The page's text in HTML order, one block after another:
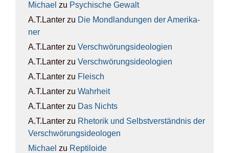
Michael zu Psy­chi­sche Gewalt
A.T.Lanter zu Die Mond­lan­dun­gen der Ame­ri­ka­
ner
A.T.Lanter zu Ver­schwö­rungs­ideo­lo­gien
A.T.Lanter zu Ver­schwö­rungs­ideo­lo­gien
A.T.Lanter zu Fleisch
A.T.Lanter zu Wahr­heit
A.T.Lanter zu Das Nichts
A.T.Lanter zu Rhe­to­rik und Selbst­ver­ständ­nis der
Ver­schwö­rungs­ideo­lo­gen
Michael zu Rep­ti­lo­ide